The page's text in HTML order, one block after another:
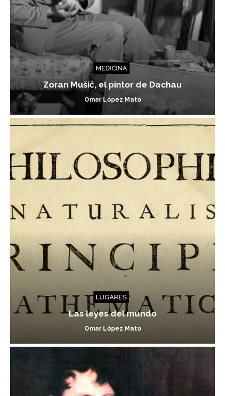
MEDICINA
Zoran Mušič, el pintor de Dachau
Omar López Mato
LUGARES
Las leyes del mundo
Omar López Mato